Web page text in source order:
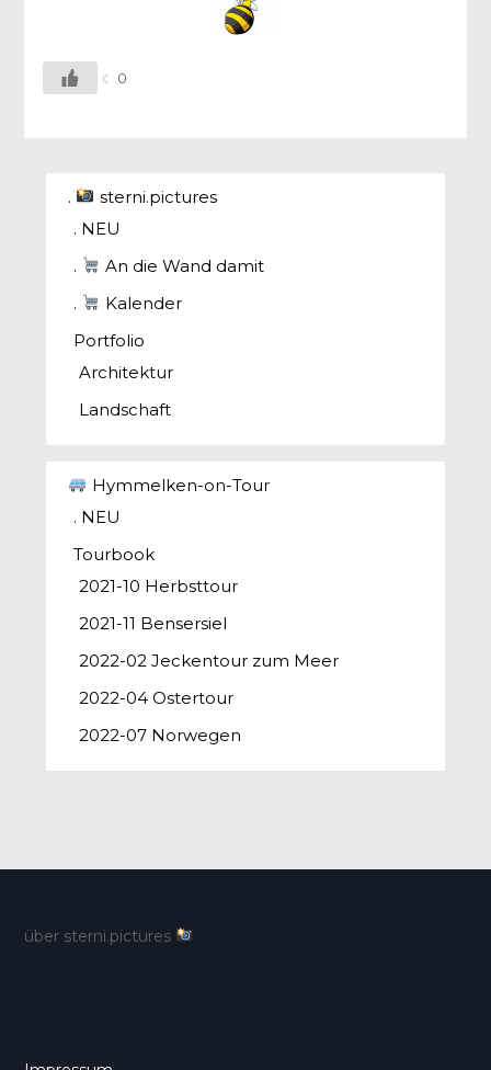
0
.
sterni.pictures
. NEU
.
An die Wand damit
.
Kalender
Portfolio
Architektur
Landschaft
Hymmelken-on-Tour
. NEU
Tourbook
2021-10 Herbsttour
2021-11 Bensersiel
2022-02 Jeckentour zum Meer
2022-04 Ostertour
2022-07 Norwegen
über sterni.pictures